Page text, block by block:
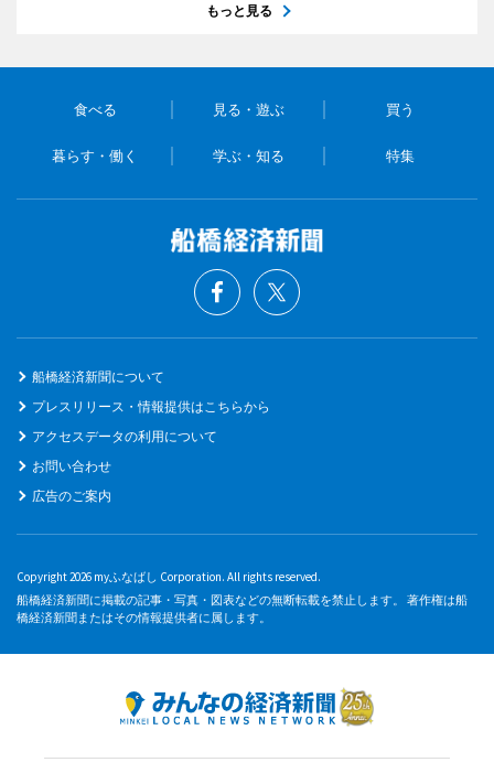
もっと見る
食べる 見る・遊ぶ 買う
暮らす・働く 学ぶ・知る 特集
船橋経済新聞について
プレスリリース・情報提供はこちらから
アクセスデータの利用について
お問い合わせ
広告のご案内
Copyright 2026 myふなばし Corporation. All rights reserved.
船橋経済新聞に掲載の記事・写真・図表などの無断転載を禁止します。 著作権は船
橋経済新聞またはその情報提供者に属します。